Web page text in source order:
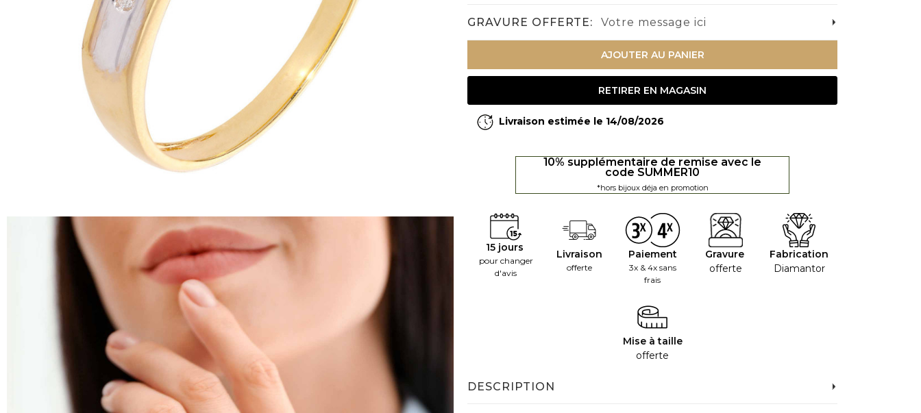
GRAVURE OFFERTE: Votre message ici
AJOUTER AU PANIER
RETIRER EN MAGASIN
Livraison estimée le 14/08/2026
10% supplémentaire de remise avec le
code SUMMER10
*hors bijoux déja en promotion
15 jours
pour changer
d'avis
Livraison
offerte
Paiement
3x & 4x sans
frais
Gravure
offerte
Fabrication
Diamantor
Mise à taille
offerte
DESCRIPTION